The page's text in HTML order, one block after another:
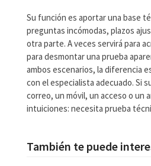
Su función es aportar una base
preguntas incómodas, plazos
otra parte. A veces servirá para
para desmontar una prueba
ambos escenarios, la diferencia
con el especialista adecuado. Si
correo, un móvil, un acceso o un
intuiciones: necesita prueba
También te puede